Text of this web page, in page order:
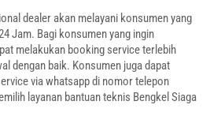
dealer akan melayani konsumen yang
Jam. Bagi konsumen yang ingin
melakukan booking service terlebih
dengan baik. Konsumen juga dapat
via whatsapp di nomor telepon
layanan bantuan teknis Bengkel Siaga